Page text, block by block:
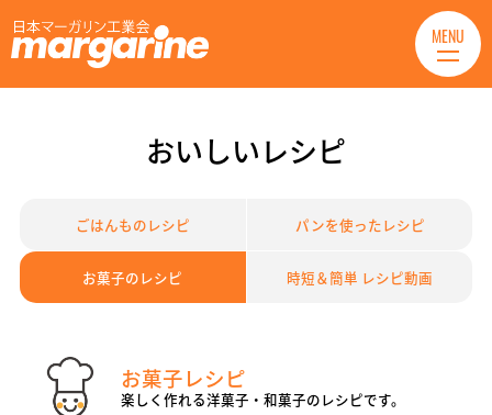
MENU
おいしいレシピ
ごはんものレシピ パンを使ったレシピ
お菓子のレシピ 時短＆簡単 レシピ動画
お菓子レシピ
楽しく作れる洋菓子・和菓子のレシピです。